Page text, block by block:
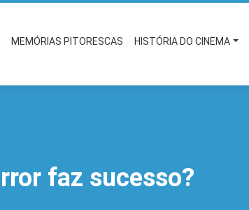
MEMÓRIAS PITORESCAS HISTÓRIA DO CINEMA
faz sucesso?